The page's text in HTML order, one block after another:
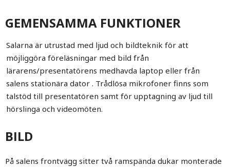
GEMENSAMMA FUNKTIONER
Salarna är utrustad med ljud och bildteknik för att
möjliggöra föreläsningar med bild från
lärarens/presentatörens medhavda laptop eller från
salens stationära dator . Trådlösa mikrofoner finns som
talstöd till presentatören samt för upptagning av ljud till
hörslinga och videomöten.
BILD
På salens frontvägg sitter två ramspända dukar monterade